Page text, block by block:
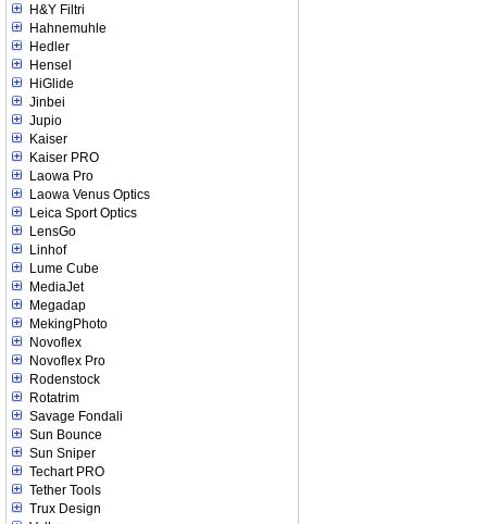
H&Y Filtri
Hahnemuhle
Hedler
Hensel
HiGlide
Jinbei
Jupio
Kaiser
Kaiser PRO
Laowa Pro
Laowa Venus Optics
Leica Sport Optics
LensGo
Linhof
Lume Cube
MediaJet
Megadap
MekingPhoto
Novoflex
Novoflex Pro
Rodenstock
Rotatrim
Savage Fondali
Sun Bounce
Sun Sniper
Techart PRO
Tether Tools
Trux Design